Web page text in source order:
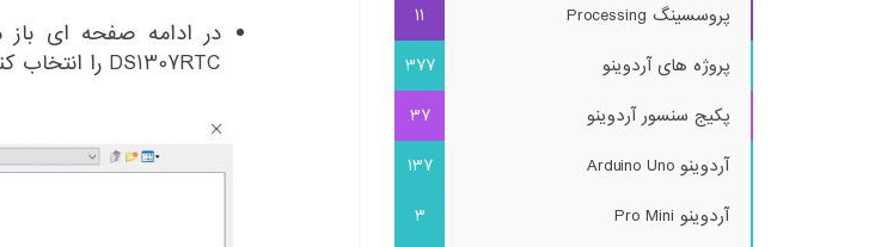
در ادامه صفحه ای باز
DS1307RTC را انتخاب کنید.
پروسسینگ Processing
11
پروژه های آردوینو
377
پکیج سنسور آردوینو
37
آردوینو Arduino Uno
137
آردوینو Pro Mini
3